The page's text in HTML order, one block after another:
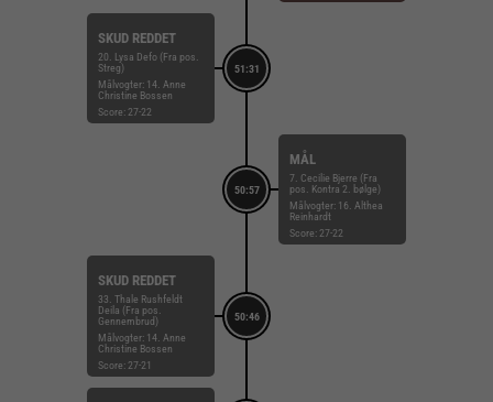
51:31
SKUD REDDET
20. Lysa Defo (Fra pos.
Streg)
Målvogter: 14. Anne
Christine Bossen
Score: 27-22
50:57
MÅL
7. Cecilie Bjerre (Fra
pos. Kontra 2. bølge)
Målvogter: 16. Althea
Reinhardt
Score: 27-22
50:46
SKUD REDDET
33. Thale Rushfeldt
Deila (Fra pos.
Gennembrud)
Målvogter: 14. Anne
Christine Bossen
Score: 27-21